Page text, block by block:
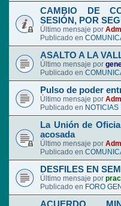
CAMBIO DE
SESIÓN, POR
Último mensaje por
Publicado en
ASALTO A LA
Último mensaje por
Publicado en
Pulso de poder
Último mensaje por
Publicado en
La Unión de
acosada
Último mensaje por
Publicado en
DESFILES EN
Último mensaje por
Publicado en FORO